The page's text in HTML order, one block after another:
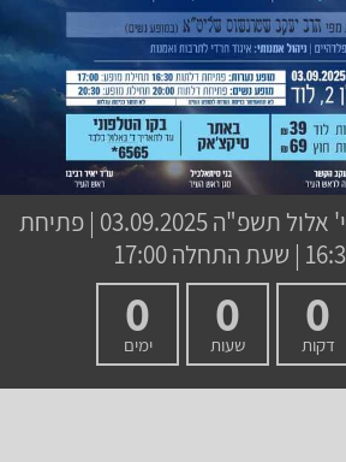
י' אלול תשפ"ה
03.09.2025 | פתיחת
0
דקות
0
שעות
0
ימים